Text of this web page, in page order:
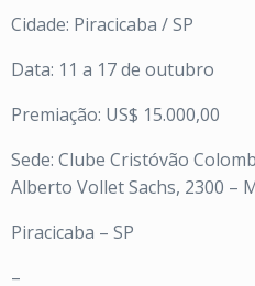
Cidade: Piracicaba / SP
Data: 11 a 17 de outubro
Premiação: US$ 15.000,00
Sede: Clube Cristóvão
Alberto Vollet Sachs, 2300 –
Piracicaba – SP
–